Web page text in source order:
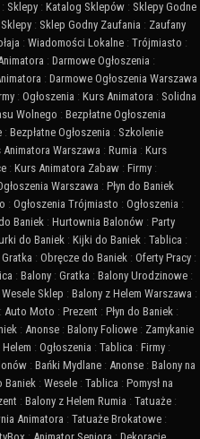
: Sklepy : Katalog Sklepów : Sklepy Godne
: Sklep Godny Zaufania : Zaufany
: Wiadomości Lokalne : Trójmiasto :
: Darmowe Ogłoszenia :
: Darmowe Ogłoszenia Warszawa
: Ogłoszenia : Kurs Animatora : Solidna
Wolnego : Bezpłatne Ogłoszenia
: Bezpłatne Ogłoszenia : Szkolenie
Animatora Warszawa : Rumia : Kurs
: Kurs Animatora Zabaw : Firmy :
Warszawa : Płyn do Baniek
: Ogłoszenia Trójmiasto : Ogłoszenia :
Baniek : Hurtownia Balonów : Party
do Baniek : Kijki do Baniek : Tablica :
Gratka : Obręcze do Baniek : Oferty Pracy :
: Balony : Gratka : Balony Urodzinowe :
Wesele Sklep : Balony z Helem Warszawa :
: Auto Moto : Prezent : Płyn do Baniek :
: Anonse : Balony Foliowe : Zamykanie
: Ogłoszenia : Tablica : Firmy :
: Bańki Mydlane : Anonse : Balony na
Baniek : Wesele : Tablica : Pomysł na
: Balony z Helem Rumia : Tatuaże :
Animatora : Tatuaże Brokatowe :